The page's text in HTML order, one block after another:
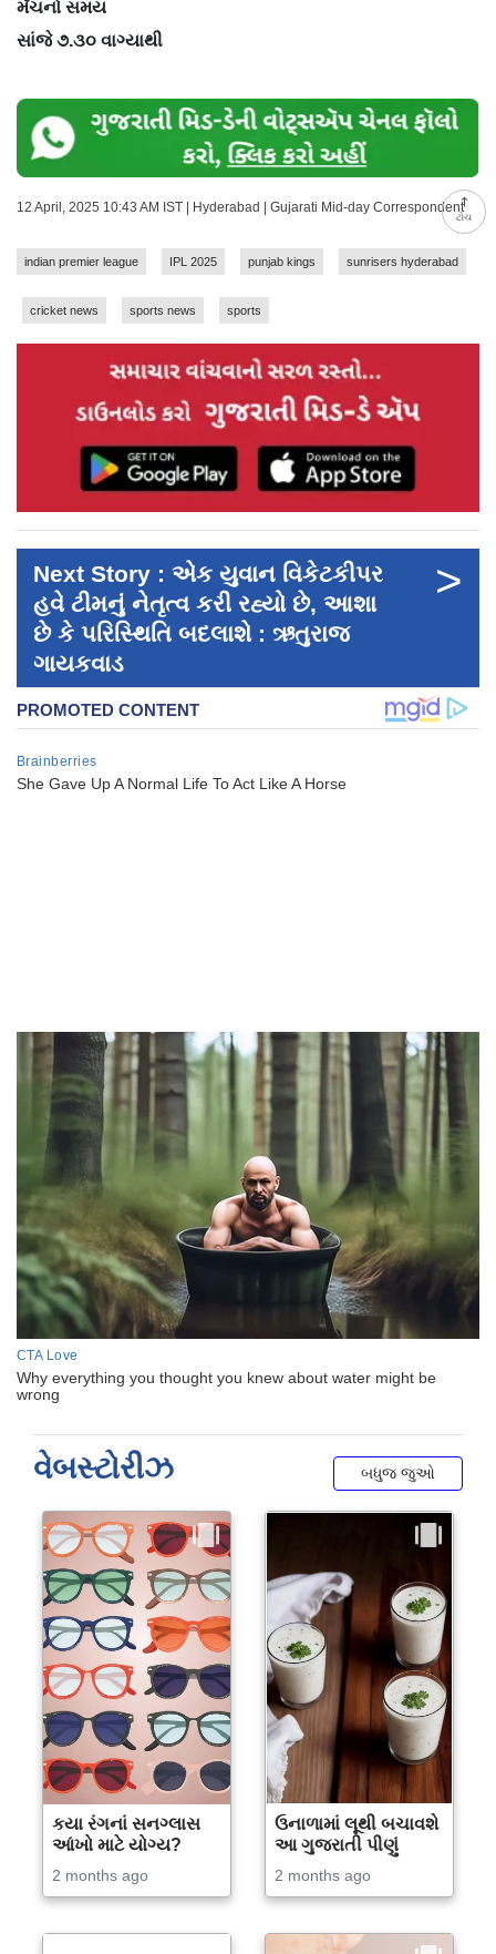
ટોચ
મૅચનો સમય
સાંજે ૭.૩૦ વાગ્યાથી
12 April, 2025 10:43 AM IST | Hyderabad | Gujarati Mid-day Correspondent
indian premier league IPL 2025 punjab kings sunrisers hyderabad
cricket news sports news sports
Next Story : એક યુવાન વિકેટકીપર
હવે ટીમનું નેતૃત્વ કરી રહ્યો છે, આશા
છે કે પરિસ્થિતિ બદલાશે : ઋતુરાજ
ગાયકવાડ
>
વેબસ્ટોરીઝ બધુજ જુઓ
કયા રંગનાં સનગ્લાસ
આંખો માટે યોગ્ય?
2 months ago
ઉનાળામાં લૂથી બચાવશે
આ ગુજરાતી પીણું
2 months ago